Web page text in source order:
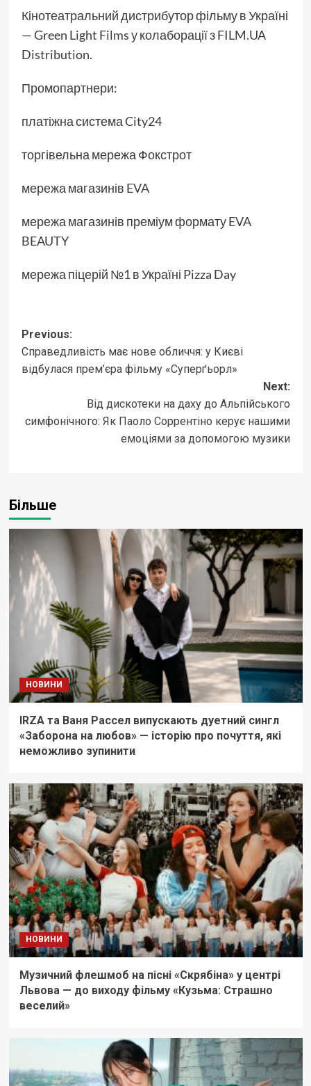
Кінотеатральний дистрибутор фільму в Україні
— Green Light Films у колаборації з FILM.UA
Distribution.
Промопартнери:
платіжна система City24
торгівельна мережа Фокстрот
мережа магазинів EVA
мережа магазинів преміум формату EVA
BEAUTY
мережа піцерій №1 в Україні Pizza Day
Post
navigation
Previous:
Справедливість має нове обличчя: у Києві
відбулася прем’єра фільму «Суперґьорл»
Next:
Від дискотеки на даху до Альпійського
симфонічного: Як Паоло Соррентіно керує нашими
емоціями за допомогою музики
Більше
НОВИНИ
IRZA та Ваня Рассел випускають дуетний сингл
«Заборона на любов» — історію про почуття, які
неможливо зупинити
НОВИНИ
Музичний флешмоб на пісні «Скрябіна» у центрі
Львова — до виходу фільму «Кузьма: Страшно
веселий»